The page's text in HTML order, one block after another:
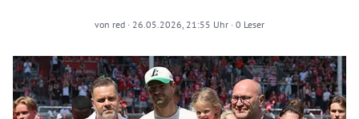
von red · 26.05.2026, 21:55 Uhr · 0 Leser